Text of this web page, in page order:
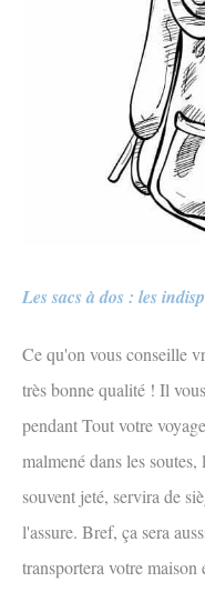
Les sacs à dos : les
Ce qu'on vous conseille
très bonne qualité ! Il
pendant Tout votre
malmené dans les
souvent jeté, servira de
l'assure. Bref, ça sera
transportera votre